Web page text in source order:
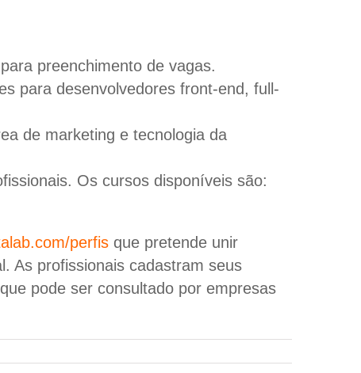
preenchimento de vagas.
para desenvolvedores front-end, full-
de marketing e tecnologia da
Os cursos disponíveis são:
perfis que pretende unir
As profissionais cadastram seus
pode ser consultado por empresas